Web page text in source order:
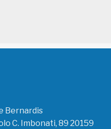
Bernardis
C. Imbonati, 89 20159